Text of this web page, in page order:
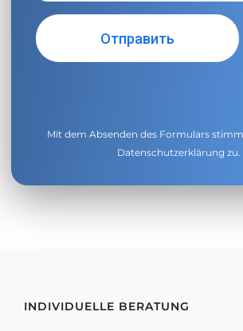
Mit dem Absenden des Formulars
Datenschutzerklärung zu.
INDIVIDUELLE BERATUNG